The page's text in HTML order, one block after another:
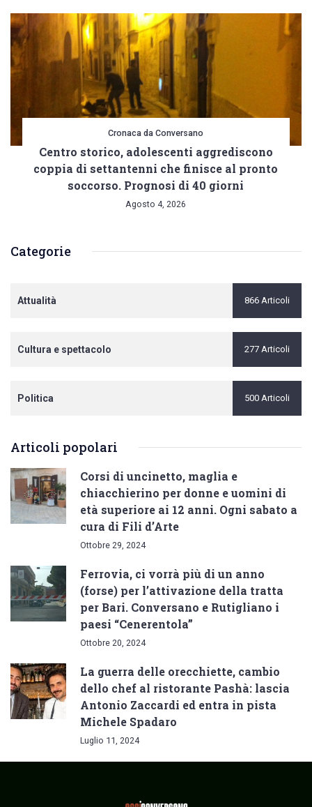
Cronaca da Conversano
Centro storico, adolescenti aggrediscono
coppia di settantenni che finisce al pronto
soccorso. Prognosi di 40 giorni
Agosto 4, 2026
Categorie
Attualità 866 Articoli
Cultura e spettacolo 277 Articoli
Politica 500 Articoli
Articoli popolari
Corsi di uncinetto, maglia e
chiacchierino per donne e uomini di
età superiore ai 12 anni. Ogni sabato a
cura di Fili d’Arte
Ottobre 29, 2024
Ferrovia, ci vorrà più di un anno
(forse) per l’attivazione della tratta
per Bari. Conversano e Rutigliano i
paesi “Cenerentola”
Ottobre 20, 2024
La guerra delle orecchiette, cambio
dello chef al ristorante Pashà: lascia
Antonio Zaccardi ed entra in pista
Michele Spadaro
Luglio 11, 2024